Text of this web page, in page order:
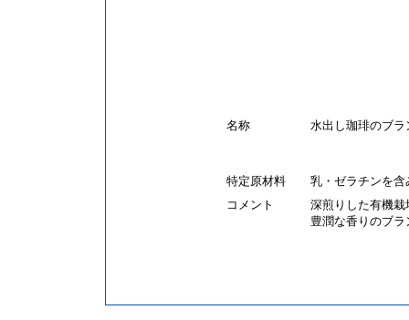
名称 水出し珈琲のブラ
特定原材料
乳・ゼラチンを含
コメント
深煎りした有機
豊潤な香りのブ